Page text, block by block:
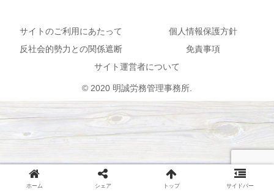
サイトのご利用にあたって
個人情報保護方針
反社会的勢力との関係遮断
免責事項
サイト運営者について
© 2020 明誠労務管理事務所.
ホーム シェア トップ サイドバー